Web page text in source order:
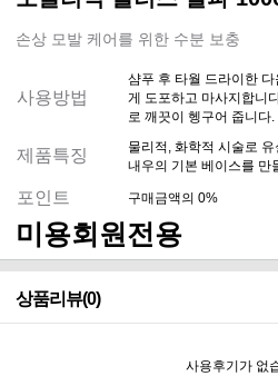
손상 모발 케어를 위한 수분 보충
사용방법
샴푸 후 타월 드라이한
게 도포하고 마사지합니
로 깨끗이 헹구어 줍니다.
제품특징
물리적, 화학적 시술로
내우의 기본 베이스를 만
포인트 구매금액의 0%
미용회원전용
상품리뷰(0)
사용후기가 없